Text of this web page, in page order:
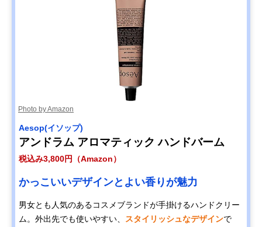
Photo by Amazon
Aesop(イソップ)
アンドラム アロマティック ハンドバーム
税込み3,800円（Amazon）
かっこいいデザインとよい香りが魅力
男女とも人気のあるコスメブランドが手掛けるハンドクリー
ム。外出先でも使いやすい、
スタイリッシュなデザインで